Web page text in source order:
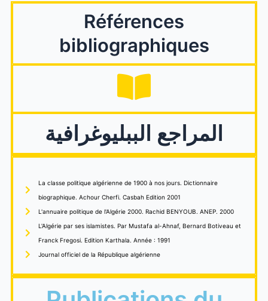
Références
bibliographiques
المراجع الببليوغرافية
La classe politique algérienne de 1900 à nos jours. Dictionnaire
biographique. Achour Cherfi. Casbah Edition 2001
L'annuaire politique de l'Algérie 2000. Rachid BENYOUB. ANEP. 2000
L'Algérie par ses islamistes. Par Mustafa al-Ahnaf, Bernard Botiveau et
Franck Fregosi. Edition Karthala. Année : 1991
Journal officiel de la République algérienne